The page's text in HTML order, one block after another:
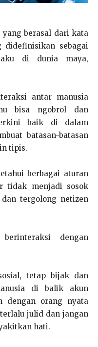
berasal dari kata
didefinisikan sebagai
di dunia maya,
antar manusia
bisa ngobrol dan
baik di dalam
batasan-batasan
tipis.
berbagai aturan
tidak menjadi sosok
tergolong netizen
dengan
tetap bijak dan
di balik akun
dengan orang nyata
julid dan jangan
hati.